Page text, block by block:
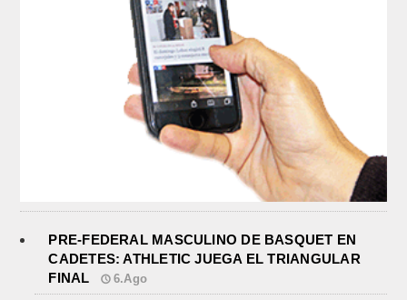
PRE-FEDERAL MASCULINO DE BASQUET EN
CADETES: ATHLETIC JUEGA EL TRIANGULAR
FINAL
6.Ago